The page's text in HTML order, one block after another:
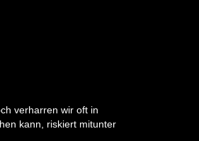
verharren wir oft in
kann, riskiert mitunter